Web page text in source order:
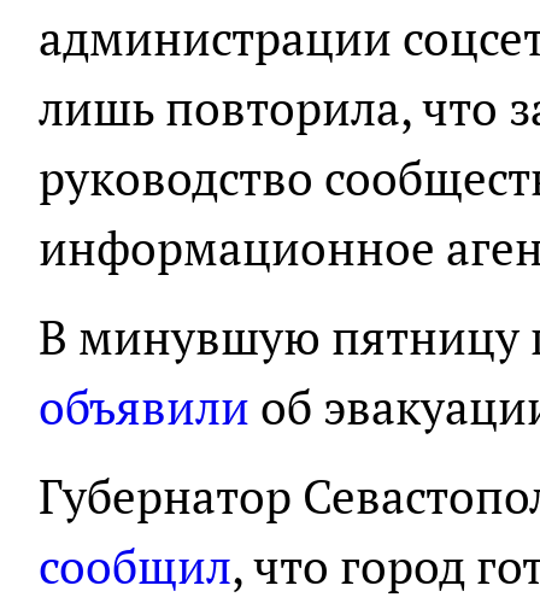
администрации
лишь повторила, что
руководство
информационное
В минувшую пятницу
объявили об
Губернатор
сообщил, что город